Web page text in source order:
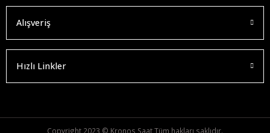
Alışveriş
Hızlı Linkler
Copyright 2023 © Kronos Saat Tüm hakları saklıdır.